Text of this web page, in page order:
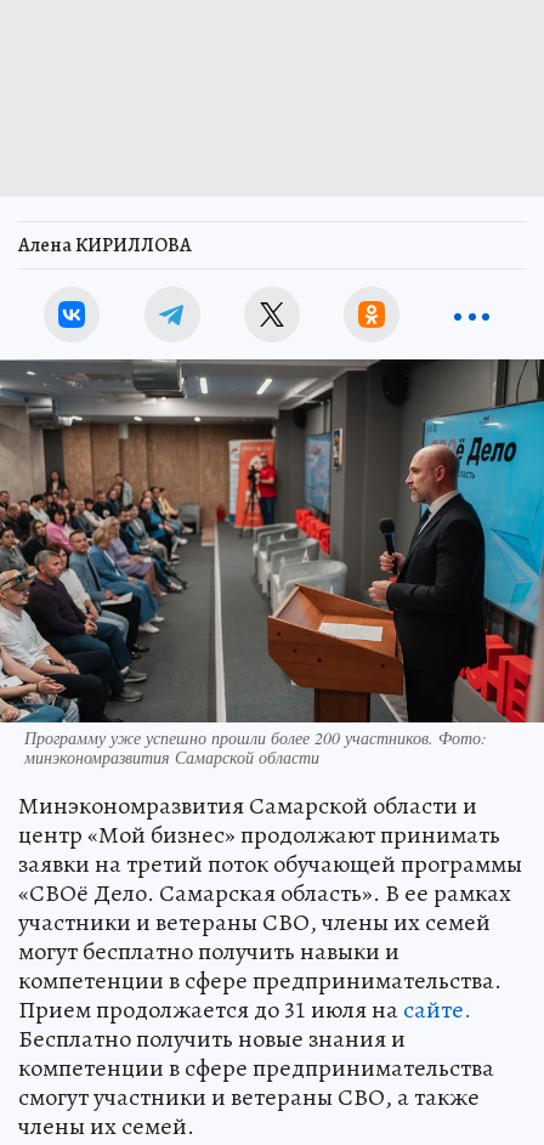
Алена КИРИЛЛОВА
Программу уже успешно прошли более 200 участников. Фото:
минэкономразвития Самарской области
Минэкономразвития Самарской области и
центр «Мой бизнес» продолжают принимать
заявки на третий поток обучающей программы
«СВОё Дело. Самарская область». В ее рамках
участники и ветераны СВО, члены их семей
могут бесплатно получить навыки и
компетенции в сфере предпринимательства.
Прием продолжается до 31 июля насайте.
Бесплатно получить новые знания и
компетенции в сфере предпринимательства
смогут участники и ветераны СВО, а также
члены их семей.